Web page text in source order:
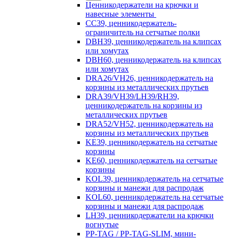
Ценникодержатели на крючки и
навесные элементы
CC39, ценникодержатель-
ограничитель на сетчатые полки
DBH39, ценникодержатель на клипсах
или хомутах
DBH60, ценникодержатель на клипсах
или хомутах
DRA26/VH26, ценникодержатель на
корзины из металлических прутьев
DRA39/VH39/LH39/RH39,
ценникодержатель на корзины из
металлических прутьев
DRA52/VH52, ценникодержатель на
корзины из металлических прутьев
KE39, ценникодержатель на сетчатые
корзины
KE60, ценникодержатель на сетчатые
корзины
KOL39, ценникодержатель на сетчатые
корзины и манежи для распродаж
KOL60, ценникодержатель на сетчатые
корзины и манежи для распродаж
LH39, ценникодержатели на крючки
вогнутые
PP-TAG / PP-TAG-SLIM, мини-